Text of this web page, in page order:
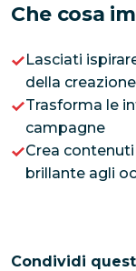
Che cosa
Lasciati
della
Trasforma le
campagne
Crea
brillante agli
Condividi